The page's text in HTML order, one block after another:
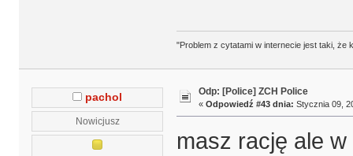
"Problem z cytatami w internecie jest taki, że
pachol
Nowicjusz
Odp: [Police] ZCH Police
« Odpowiedź #43 dnia: Stycznia 09,
masz rację ale